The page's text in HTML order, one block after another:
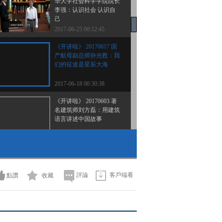
李强：认识社会 认识自
己
2017-06-25 00:12:45
《开讲啦》 20170617 国
产航母副总师孙光甦：我
们的征途是星辰大海
2017-06-18 00:30:38
《开讲啦》 20170603 著
名建筑师刘方磊：用建筑
语言讲述中国故事
聪：不突破常规，就不是
好设计师
2017-05-28 00:32:19
《开讲啦》 20170520
點讚 收藏 評論 客戶端看